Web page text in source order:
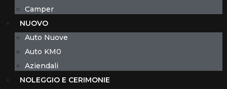
Camper
NUOVO
Auto Nuove
Auto KM0
Aziendali
NOLEGGIO E CERIMONIE